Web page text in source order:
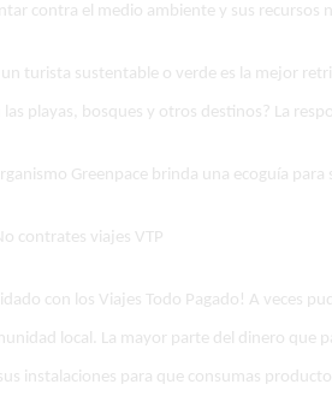
contra el medio ambiente y sus recursos
un turista sustentable o verde es la mejor
las playas, bosques y otros destinos? La
Greenpace brinda una ecoguía
contrates viajes VTP
con los Viajes Todo Pagado! A veces
local. La mayor parte del dinero que
instalaciones para que consumas